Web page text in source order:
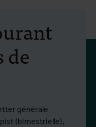
en
et
et
ont
de
générale
(bimestrielle),